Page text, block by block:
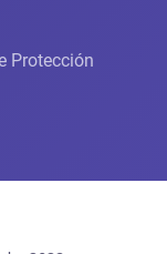
Protección